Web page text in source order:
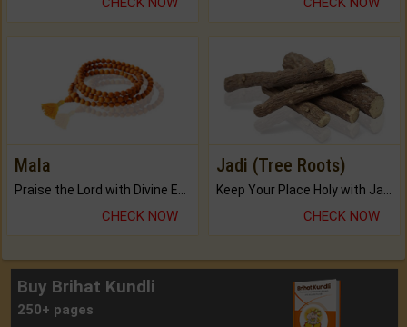
Mala
CHECK NOW
Jadi (Tree Roots)
CHECK NOW
Buy Brihat Kundli
250+ pages